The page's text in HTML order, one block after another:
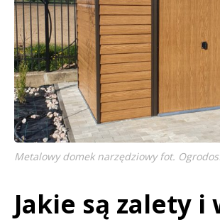
Metalowy domek narzędziowy fot.
Jakie są zalety i